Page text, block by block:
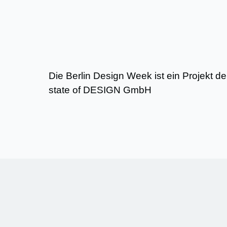
Die Berlin Design Week ist ein Projekt
state of DESIGN GmbH